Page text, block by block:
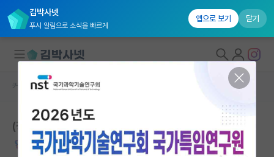
김박사넷
푸시 알림으로 소식을 빠르게
앱으로 보기 닫기
연구실&오픈랩
커뮤니티 홈 자유 게시판(아무개랩)
(장문) 박사과정은 낭만이다
집요한 피터 힉스